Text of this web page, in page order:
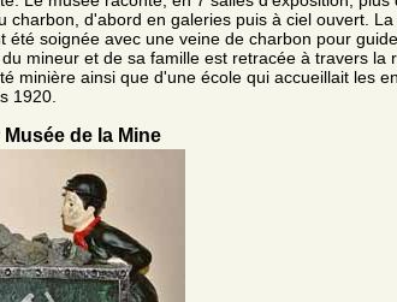
charbon, d'abord en galeries puis à ciel ouvert.
été soignée avec une veine de charbon pour
mineur et de sa famille est retracée à travers la
minière ainsi que d'une école qui accueillait les
1920.
de la Mine